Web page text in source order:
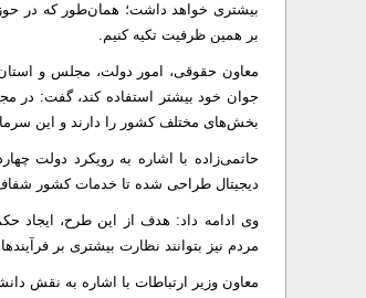
بیشتری خواهد داشت؛ همان‌طور که در
بر همین ظرفیت تکیه کنیم.
معاون حقوقی، امور دولت، مجلس و
جوان خود بیشتر استفاده کند، گفت: در
بخش‌های مختلف کشور را دارند و این
دیجیتال طراحی شده تا خدمات کشور
وی ادامه داد: هدف از این طرح، ایجاد
مردم نیز بتوانند نظارت بیشتری بر